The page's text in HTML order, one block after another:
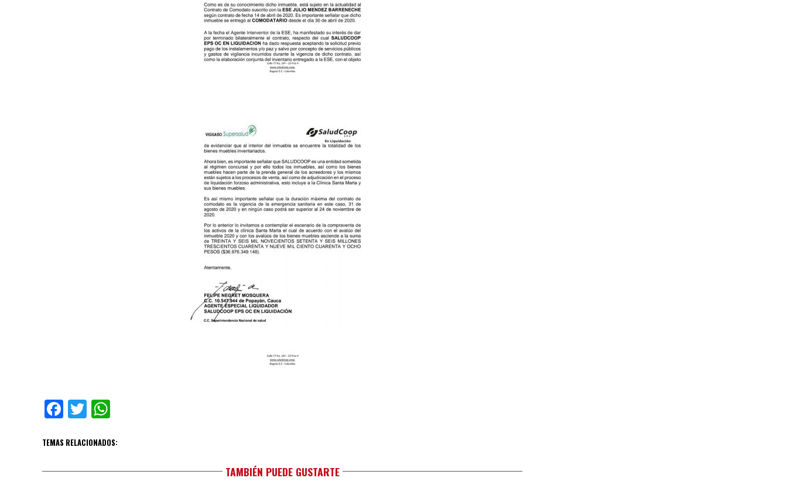
Facebook
Twitter
TEMAS RELACIONADOS:
TAMBIÉN PUEDE GUSTARTE